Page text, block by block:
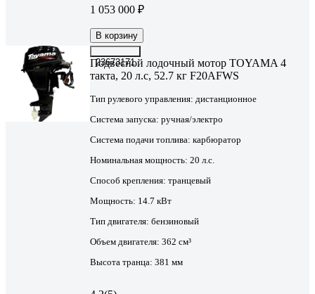
1 053 000 ₽
В корзину
23673171
Подвесной лодочный мотор TOYAMA 4
такта, 20 л.с, 52.7 кг F20AFWS
Тип рулевого управления: дистанционное
Система запуска: ручная/электро
Система подачи топлива: карбюратор
Номинальная мощность: 20 л.с.
Способ крепления: транцевый
Мощность: 14.7 кВт
Тип двигателя: бензиновый
Объем двигателя: 362 см³
Высота транца: 381 мм